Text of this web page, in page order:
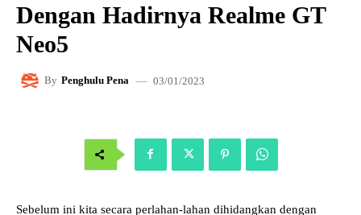
Dengan Hadirnya Realme GT
Neo5
By Penghulu Pena 03/01/2023
Sebelum ini kita secara perlahan-lahan dihidangkan dengan